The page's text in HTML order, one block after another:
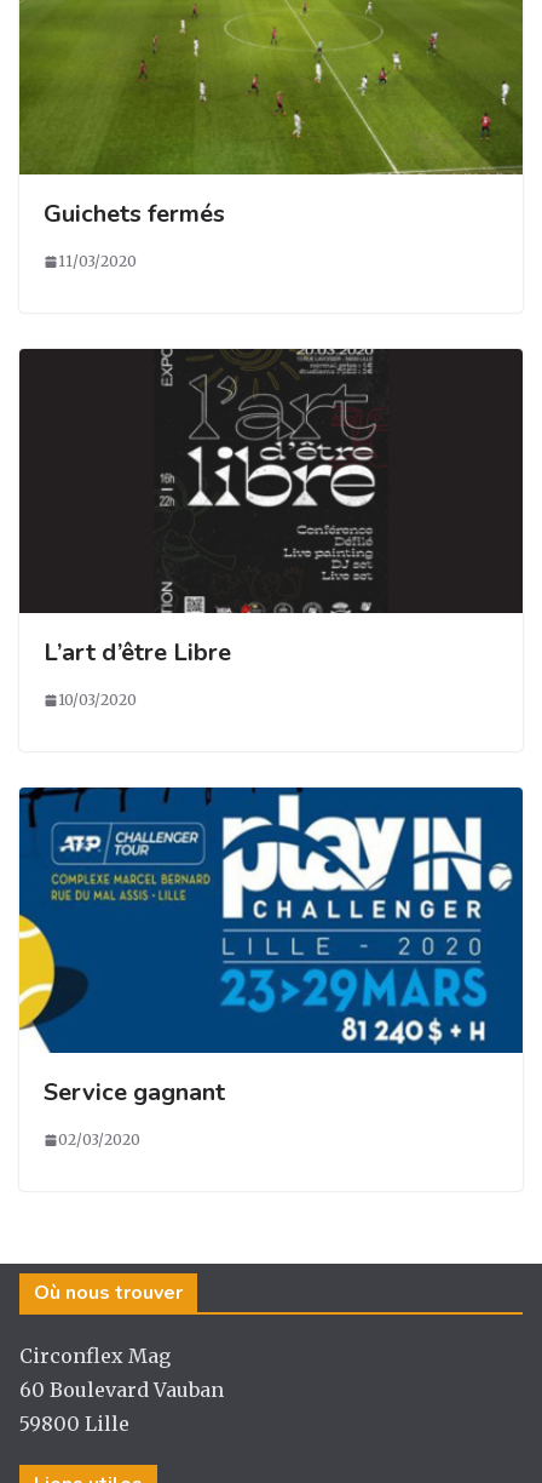
Guichets fermés
11/03/2020
L’art d’être Libre
10/03/2020
Service gagnant
02/03/2020
Où nous trouver
Circonflex Mag
60 Boulevard Vauban
59800 Lille